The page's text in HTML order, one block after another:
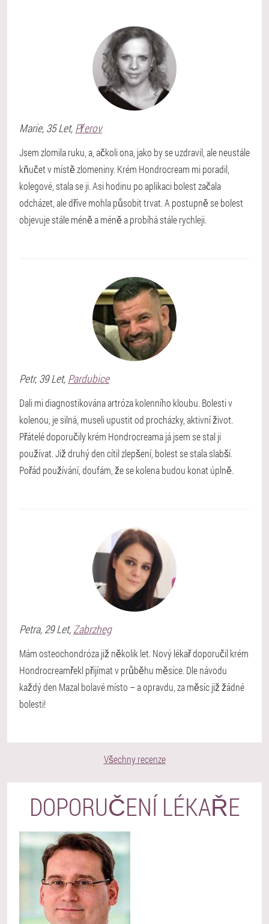
Marie, 35 Let, Přerov
Jsem zlomila ruku, a, ačkoli ona, jako by se uzdravil, ale neustále
kňučet v místě zlomeniny. Krém Hondrocream mi poradil,
kolegové, stala se ji. Asi hodinu po aplikaci bolest začala
odcházet, ale dříve mohla působit trvat. A postupně se bolest
objevuje stále méně a méně a probíhá stále rychleji.
Petr, 39 Let, Pardubice
Dali mi diagnostikována artróza kolenního kloubu. Bolesti v
kolenou, je silná, museli upustit od procházky, aktivní život.
Přátelé doporučily krém Hondrocreama já jsem se stal ji
používat. Již druhý den cítil zlepšení, bolest se stala slabší.
Pořád používání, doufám, že se kolena budou konat úplně.
Petra, 29 Let, Zabrzheg
Mám osteochondróza již několik let. Nový lékař doporučil krém
Hondrocreamřekl přijímat v průběhu měsíce. Dle návodu
každý den Mazal bolavé místo – a opravdu, za měsíc již žádné
bolesti!
Všechny recenze
DOPORUČENÍ LÉKAŘE